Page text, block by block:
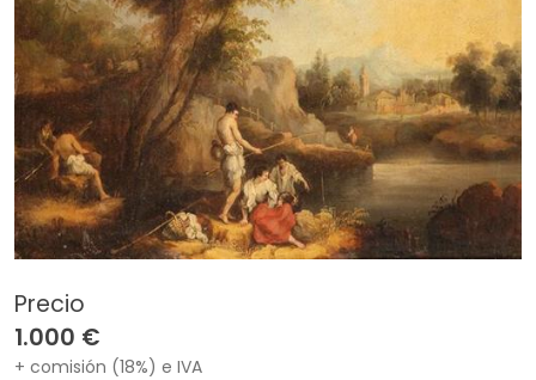
Precio
1.000 €
+ comisión (18%) e IVA